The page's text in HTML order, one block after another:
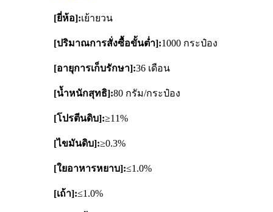
[ยี่ห้อ]:เย้ายวน
[ปริมาณการสั่งซื้อขั้นต่ำ]:1000 กระป๋อง
[อายุการเก็บรักษา]:36 เดือน
[น้ำหนักสุทธิ]:80 กรัม/กระป๋อง
[โปรตีนดิบ]:≥11%
[ไขมันดิบ]:≥0.3%
[ใยอาหารหยาบ]:≤1.0%
[เถ้า]:≤1.0%